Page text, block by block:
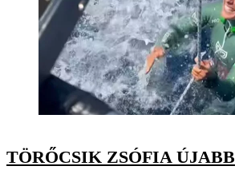
TÖRŐCSIK ZSÓFIA ÚJABB